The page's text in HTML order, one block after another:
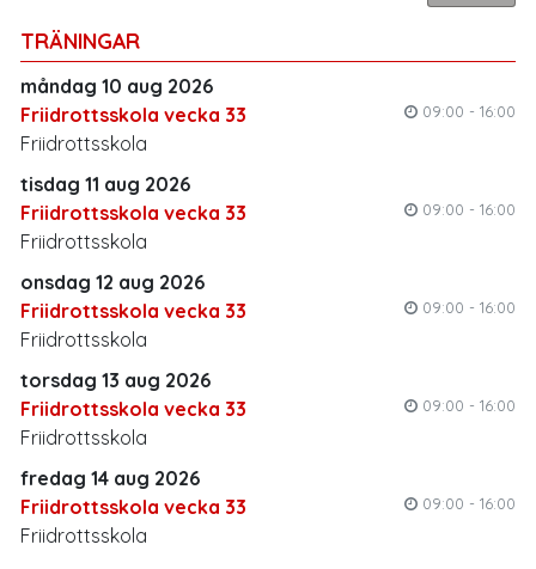
TRÄNINGAR
måndag 10 aug 2026
Friidrottsskola vecka 33
09:00 - 16:00
Friidrottsskola
tisdag 11 aug 2026
Friidrottsskola vecka 33
09:00 - 16:00
Friidrottsskola
onsdag 12 aug 2026
Friidrottsskola vecka 33
09:00 - 16:00
Friidrottsskola
torsdag 13 aug 2026
Friidrottsskola vecka 33
09:00 - 16:00
Friidrottsskola
fredag 14 aug 2026
Friidrottsskola vecka 33
09:00 - 16:00
Friidrottsskola